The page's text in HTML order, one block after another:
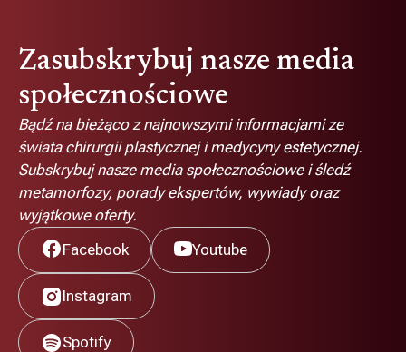
Zasubskrybuj nasze media
społecznościowe
Bądź na bieżąco z najnowszymi informacjami ze
świata chirurgii plastycznej i medycyny estetycznej.
Subskrybuj nasze media społecznościowe i śledź
metamorfozy, porady ekspertów, wywiady oraz
wyjątkowe oferty.
Facebook
Youtube
Instagram
Spotify